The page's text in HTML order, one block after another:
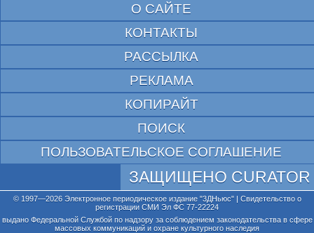
О САЙТЕ
КОНТАКТЫ
РАССЫЛКА
РЕКЛАМА
КОПИРАЙТ
ПОИСК
ПОЛЬЗОВАТЕЛЬСКОЕ СОГЛАШЕНИЕ
ЗАЩИЩЕНО CURATOR
© 1997—2026 Электронное периодическое издание "3ДНьюс" | Свидетельство о
регистрации СМИ Эл ФС 77-22224
выдано Федеральной Службой по надзору за соблюдением законодательства в сфере
массовых коммуникаций и охране культурного наследия